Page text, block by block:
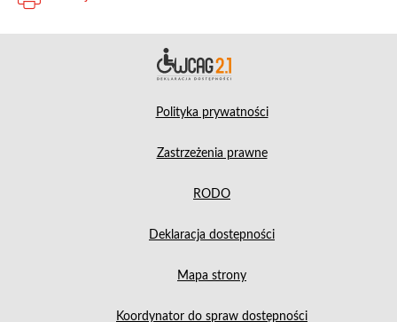
Polityka prywatności
Zastrzeżenia prawne
RODO
Deklaracja dostepności
Mapa strony
Koordynator do spraw dostępności